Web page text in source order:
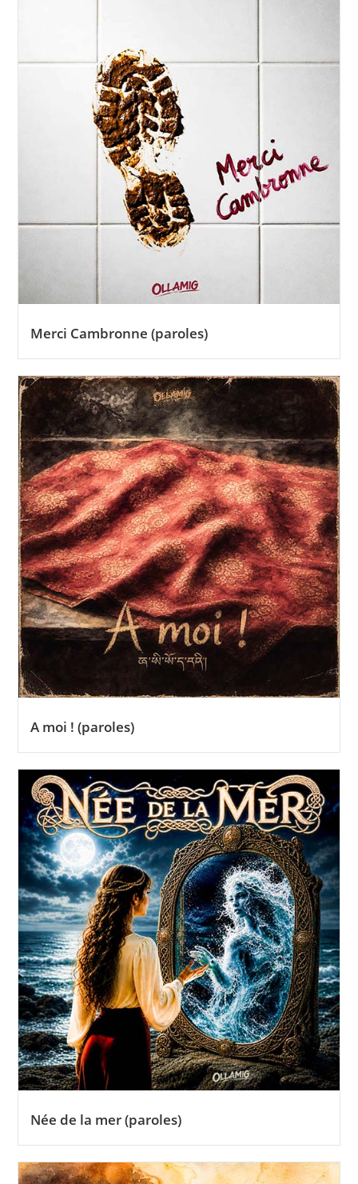
Merci Cambronne (paroles)
A moi ! (paroles)
Née de la mer (paroles)